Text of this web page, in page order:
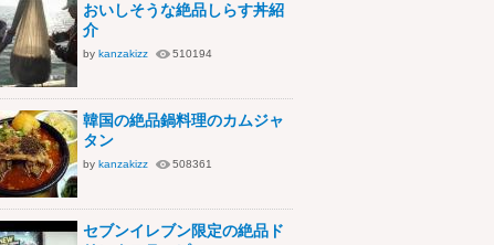
おいしそうな絶品しらす丼紹
介
by kanzakizz 510194
韓国の絶品鍋料理のカムジャ
タン
by kanzakizz 508361
セブンイレブン限定の絶品ド